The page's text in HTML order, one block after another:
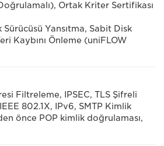
Ortak Kriter Sertifikası
Yansıtma, Sabit Disk
Kaybını Önleme (uniFLOW
Filtreleme, IPSEC, TLS Şifreli
802.1X, IPv6, SMTP Kimlik
önce POP kimlik doğrulaması,